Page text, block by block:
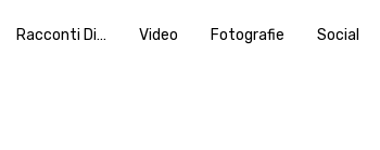
Racconti Di… Video Fotografie Social